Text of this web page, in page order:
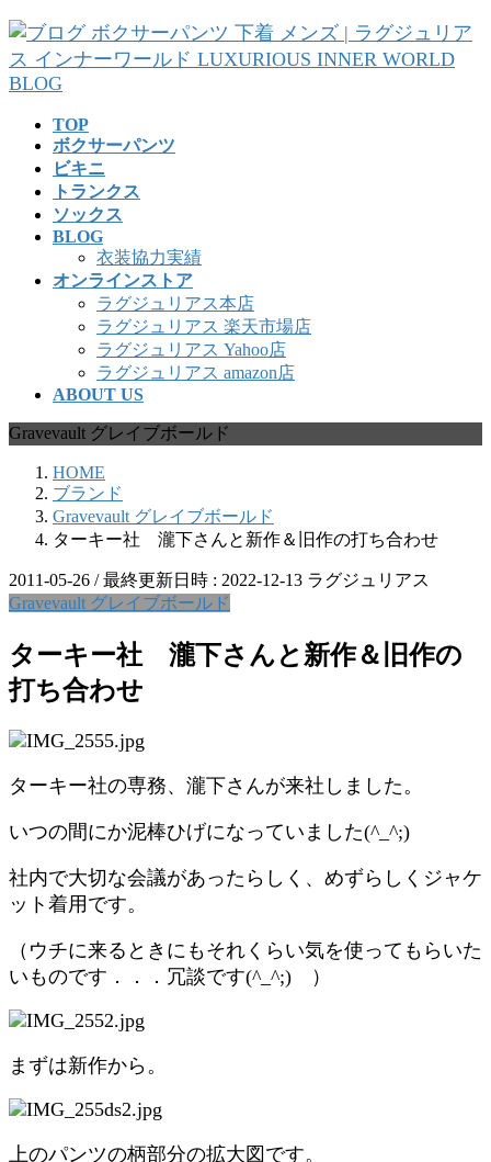
コ
ン
テ
ン
ナ
ビ
ゲ
ー
TOP
ボクサーパンツ
ビキニ
トランクス
ソックス
BLOG
衣装協力実績
オンラインストア
ラグジュリアス本店
ラグジュリアス 楽天市場店
ラグジュリアス Yahoo店
ラグジュリアス amazon店
ABOUT US
Gravevault グレイブボールド
HOME
ブランド
Gravevault グレイブボールド
ターキー社 瀧下さんと新作＆旧作の打ち合わせ
2011-05-26 / 最終更新日時 : 2022-12-13 ラグジュリアス
Gravevault グレイブボールド
ターキー社 瀧下さんと新作＆旧作の
打ち合わせ
ターキー社の専務、瀧下さんが来社しました。
いつの間にか泥棒ひげになっていました(^_^;)
社内で大切な会議があったらしく、めずらしくジャケ
ット着用です。
（ウチに来るときにもそれくらい気を使ってもらいた
いものです．．．冗談です(^_^;) ）
まずは新作から。
上のパンツの柄部分の拡大図です。